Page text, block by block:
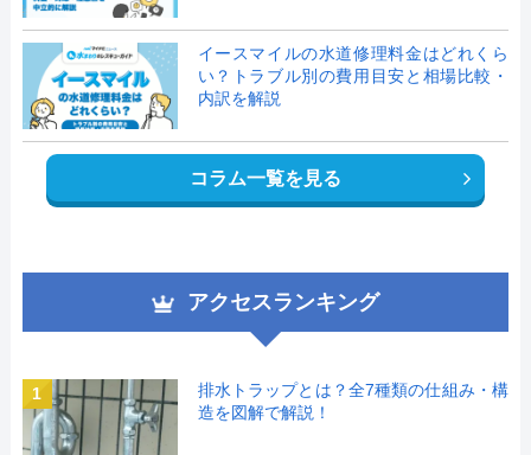
イースマイルの水道修理料金はどれくら
い？トラブル別の費用目安と相場比較・
内訳を解説
コラム一覧を見る
アクセスランキング
1
排水トラップとは？全7種類の仕組み・構
造を図解で解説！